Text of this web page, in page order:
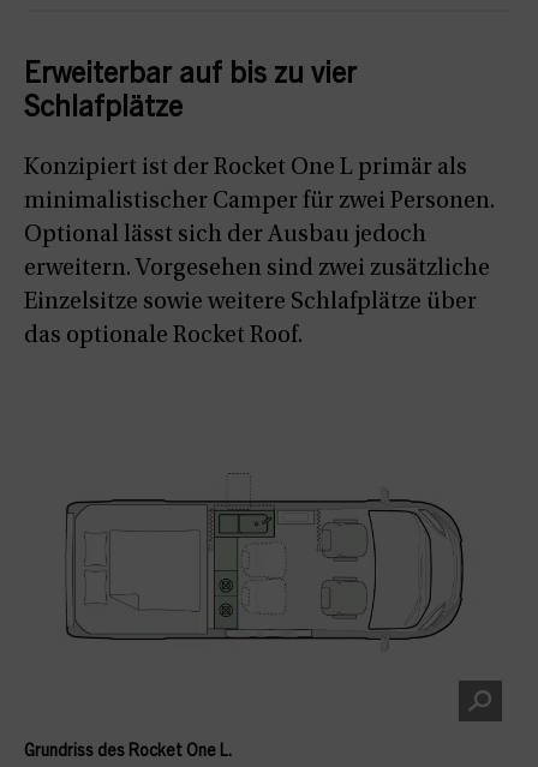
Erweiterbar auf bis zu vier
Schlafplätze
Konzipiert ist der Rocket One L primär als
minimalistischer Camper für zwei Personen.
Optional lässt sich der Ausbau jedoch
erweitern. Vorgesehen sind zwei zusätzliche
Einzelsitze sowie weitere Schlafplätze über
das optionale Rocket Roof.
Grundriss des Rocket One L.